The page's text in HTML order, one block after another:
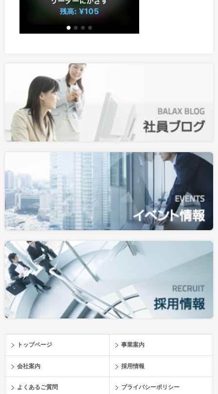
トップページ 事業案内
会社案内 採用情報
よくあるご質問 プライバシーポリシー